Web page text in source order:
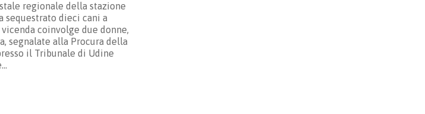
regionale della stazione
sequestrato dieci cani a
vicenda coinvolge due donne,
segnalate alla Procura della
il Tribunale di Udine